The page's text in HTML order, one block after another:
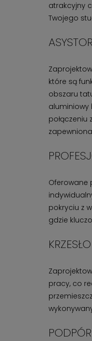
atrakcyjny
Twojego
które są
obszaru
aluminiowy
Oferowane
pokryciu z
gdzie
pracy, co